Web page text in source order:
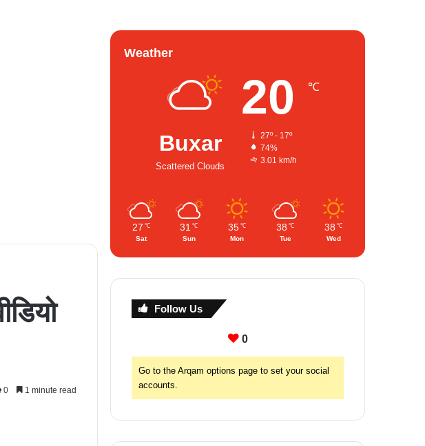
0 1 minute read
Weather
Buxar
Scattered Clouds
20 ℃
27º - 17º
74%
3.01 km/h
27 ℃
Sat
31 ℃
Sun
35 ℃
Mon
38 ℃
Tue
38 ℃
Wed
Follow Us
0
Go to the Arqam options page to set your social
accounts.